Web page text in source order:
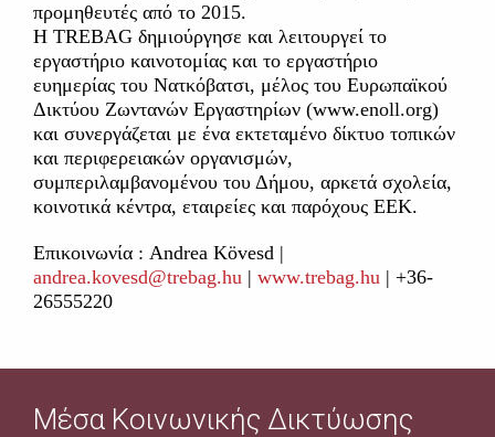
προμηθευτές από το 2015.
Η TREBAG δημιούργησε και λειτουργεί το
εργαστήριο καινοτομίας και το εργαστήριο
ευημερίας του Νατκόβατσι, μέλος του Ευρωπαϊκού
Δικτύου Ζωντανών Εργαστηρίων (www.enoll.org)
και συνεργάζεται με ένα εκτεταμένο δίκτυο τοπικών
και περιφερειακών οργανισμών,
συμπεριλαμβανομένου του Δήμου, αρκετά σχολεία,
κοινοτικά κέντρα, εταιρείες και παρόχους ΕΕΚ.
Επικοινωνία : Andrea Kövesd |
andrea.kovesd@trebag.hu | www.trebag.hu | +36-
26555220
Μέσα Κοινωνικής Δικτύωσης